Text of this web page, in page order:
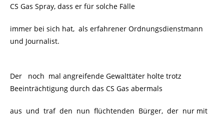
CS Gas Spray, dass er für solche Fälle
immer bei sich hat, als erfahrener Ordnungsdienstmann
und Journalist.
Der noch mal angreifende Gewalttäter holte trotz
Beeinträchtigung durch das CS Gas abermals
aus und traf den nun flüchtenden Bürger, der nur mit